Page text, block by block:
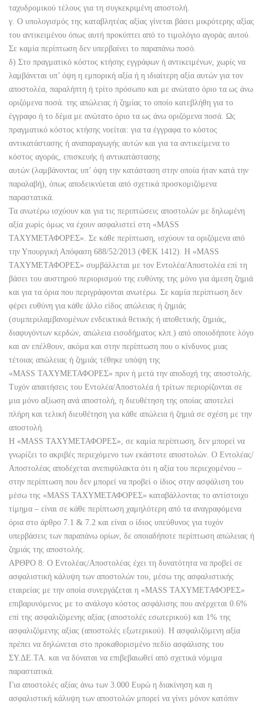
ταχυδρομικού τέλους για τη συγκεκριμένη αποστολή.
γ. Ο υπολογισμός της καταβλητέας αξίας γίνεται βάσει μικρότερης αξίας
του αντικειμένου όπως αυτή προκύπτει από το τιμολόγιο αγοράς αυτού.
Σε καμία περίπτωση δεν υπερβαίνει το παραπάνω ποσό.
δ) Στο πραγματικό κόστος κτήσης εγγράφων ή αντικειμένων, χωρίς να
λαμβάνεται υπ’ όψη η εμπορική αξία ή η ιδιαίτερη αξία αυτών για τον
αποστολέα, παραλήπτη ή τρίτο πρόσωπο και με ανώτατο όριο τα ως άνω
οριζόμενα ποσά. της απώλειας ή ζημίας το οποίο κατεβλήθη για το
έγγραφο ή το δέμα με ανώτατο όριο τα ως άνω οριζόμενα ποσά. Ως
πραγματικό κόστος κτήσης νοείται: για τα έγγραφα το κόστος
αντικατάστασης ή αναπαραγωγής αυτών και για τα αντικείμενα το
κόστος αγοράς, επισκευής ή αντικατάστασης
αυτών (λαμβάνοντας υπ’ όψη την κατάσταση στην οποία ήταν κατά την
παραλαβή), όπως αποδεικνύεται από σχετικά προσκομιζόμενα
παραστατικά.
Τα ανωτέρω ισχύουν και για τις περιπτώσεις αποστολών με δηλωμένη
αξία χωρίς όμως να έχουν ασφαλιστεί στη «MASS
ΤΑΧΥΜΕΤΑΦΟΡΕΣ». Σε κάθε περίπτωση, ισχύουν τα οριζόμενα από
την Υπουργική Απόφαση 688/52/2013 (ΦΕΚ 1412). Η «MASS
ΤΑΧΥΜΕΤΑΦΟΡΕΣ» συμβάλλεται με τον Εντολέα/Αποστολέα επί τη
βάσει του αυστηρού περιορισμού της ευθύνης της μόνο για άμεση ζημιά
και για τα όρια που περιγράφονται ανωτέρω. Σε καμία περίπτωση δεν
φέρει ευθύνη για κάθε άλλο είδος απώλειας ή ζημιάς
(συμπεριλαμβανομένων ενδεικτικά θετικής ή αποθετικής ζημιάς,
διαφυγόντων κερδών, απώλεια εισοδήματος κλπ.) από οποιοδήποτε λόγο
και αν επέλθουν, ακόμα και στην περίπτωση που ο κίνδυνος μιας
τέτοιας απώλειας ή ζημιάς τέθηκε υπόψη της
«MASS ΤΑΧΥΜΕΤΑΦΟΡΕΣ» πριν ή μετά την αποδοχή της αποστολής.
Τυχόν απαιτήσεις του Εντολέα/Αποστολέα ή τρίτων περιορίζονται σε
μια μόνο αξίωση ανά αποστολή, η διευθέτηση της οποίας αποτελεί
πλήρη και τελική διευθέτηση για κάθε απώλεια ή ζημιά σε σχέση με την
αποστολή.
Η «MASS ΤΑΧΥΜΕΤΑΦΟΡΕΣ», σε καμία περίπτωση, δεν μπορεί να
γνωρίζει το ακριβές περιεχόμενο των εκάστοτε αποστολών. Ο Εντολέας/
Αποστολέας αποδέχεται ανεπιφύλακτα ότι η αξία του περιεχομένου –
στην περίπτωση που δεν μπορεί να προβεί ο ίδιος στην ασφάλιση του
μέσω της «MASS ΤΑΧΥΜΕΤΑΦΟΡΕΣ» καταβάλλοντας το αντίστοιχο
τίμημα – είναι σε κάθε περίπτωση χαμηλότερη από τα αναγραφόμενα
όρια στο άρθρο 7.1 & 7.2 και είναι ο ίδιος υπεύθυνος για τυχόν
υπερβάσεις των παραπάνω ορίων, δε οποιαδήποτε περίπτωση απώλειας ή
ζημιάς της αποστολής.
ΑΡΘΡΟ 8: Ο Εντολέας/Αποστολέας έχει τη δυνατότητα να προβεί σε
ασφαλιστική κάλυψη των αποστολών του, μέσω της ασφαλιστικής
εταιρείας με την οποία συνεργάζεται η «MASS ΤΑΧΥΜΕΤΑΦΟΡΕΣ»
επιβαρυνόμενος με το ανάλογο κόστος ασφάλισης που ανέρχεται 0.6%
επί της ασφαλιζόμενης αξίας (αποστολές εσωτερικού) και 1% της
ασφαλιζόμενης αξίας (αποστολές εξωτερικού). Η ασφαλιζόμενη αξία
πρέπει να δηλώνεται στο προκαθορισμένο πεδίο ασφάλισης του
ΣΥ.ΔΕ.ΤΑ. και να δύναται να επιβεβαιωθεί από σχετικά νόμιμα
παραστατικά.
Για αποστολές αξίας άνω των 3.000 Ευρώ η διακίνηση και η
ασφαλιστική κάλυψη των αποστολών μπορεί να γίνει μόνον κατόπιν